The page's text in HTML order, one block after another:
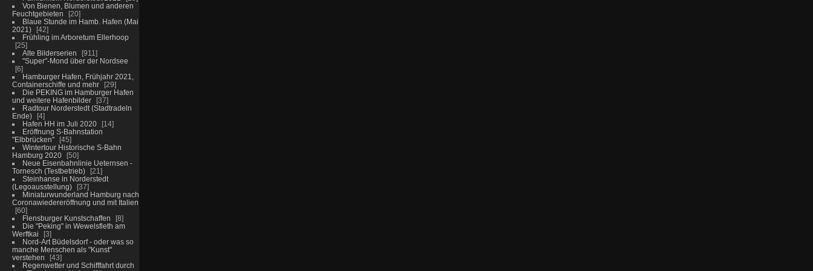
Von Bienen, Blumen und anderen
Feuchtgebieten
20
Blaue Stunde im Hamb. Hafen (Mai
2021)
42
Frühling im Arboretum Ellerhoop
25
Alte Bilderserien
911
"Super"-Mond über der Nordsee
6
Hamburger Hafen, Frühjahr 2021,
Containerschiffe und mehr
29
Die PEKING im Hamburger Hafen
und weitere Hafenbilder
37
Radtour Norderstedt (Stadtradeln
Ende)
4
Hafen HH im Juli 2020
14
Eröffnung S-Bahnstation
"Elbbrücken"
45
Wintertour Historische S-Bahn
Hamburg 2020
50
Neue Eisenbahnlinie Ueternsen -
Tornesch (Testbetrieb)
21
Steinhanse in Norderstedt
(Legoausstellung)
37
Miniaturwunderland Hamburg nach
Coronawiedereröffnung und mit Italien
60
Flensburger Kunstschaffen
8
Die "Peking" in Wewelsfleth am
Werftkai
3
Nord-Art Büdelsdorf - oder was so
manche Menschen als "Kunst"
verstehen
43
Regenwetter und Schifffahrt durch